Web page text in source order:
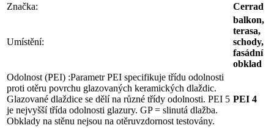
Značka: Cerrad
Umístění:
balkon,
terasa,
schody,
fasádní
obklad
Odolnost (PEI) :Parametr PEI specifikuje třídu odolnosti
proti otěru povrchu glazovaných keramických dlaždic.
Glazované dlaždice se dělí na různé třídy odolnosti. PEI 5
je nejvyšší třída odolnosti glazury. GP = slinutá dlažba.
Obklady na stěnu nejsou na otěruvzdornost testovány.
PEI 4